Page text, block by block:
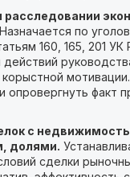
расследовании
Назначается по
160, 165, 201
действий
опровергнуть факт
с
долями.
сделки